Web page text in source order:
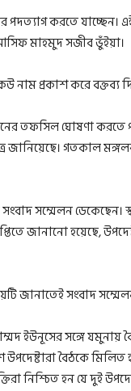
পদত্যাগ করতে যাচ্ছেন।
মাহমুদ সজীব ভুঁইয়া।
নাম প্রকাশ করে বক্তব্য
তফসিল ঘোষণা করতে
জানিয়েছে। গতকাল
সম্মেলন ডেকেছেন।
জানানো হয়েছে,
জানাতেই সংবাদ
ইউনূসের সঙ্গে যমুনায়
বৈঠকে
নিশ্চিত হন যে দুই